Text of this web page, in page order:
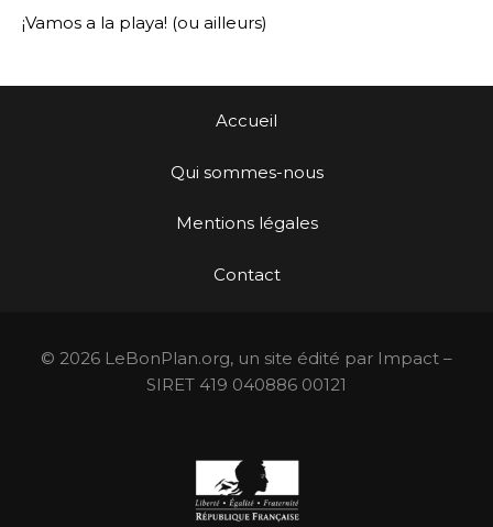
¡Vamos a la playa! (ou ailleurs)
Accueil
Qui sommes-nous
Mentions légales
Contact
© 2026 LeBonPlan.org, un site édité par Impact –
SIRET 419 040886 00121